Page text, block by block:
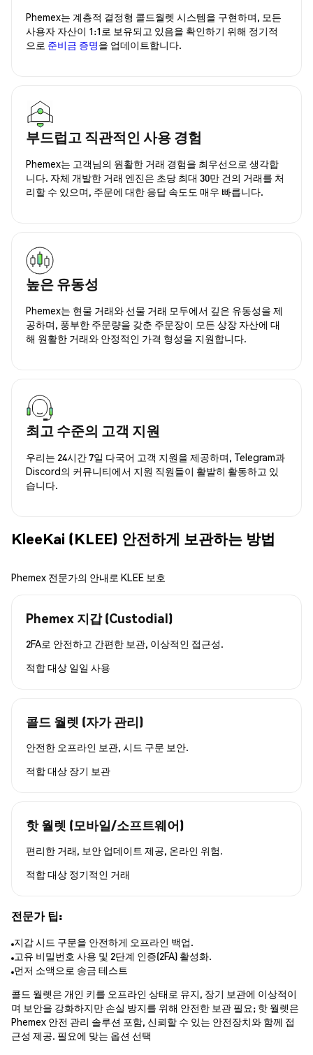
Phemex는 계층적 결정형 콜드월렛 시스템을 구현하며, 모든
사용자 자산이 1:1로 보유되고 있음을 확인하기 위해 정기적
으로 준비금 증명을 업데이트합니다.
부드럽고 직관적인 사용 경험
Phemex는 고객님의 원활한 거래 경험을 최우선으로 생각합
니다. 자체 개발한 거래 엔진은 초당 최대 30만 건의 거래를 처
리할 수 있으며, 주문에 대한 응답 속도도 매우 빠릅니다.
높은 유동성
Phemex는 현물 거래와 선물 거래 모두에서 깊은 유동성을 제
공하며, 풍부한 주문량을 갖춘 주문장이 모든 상장 자산에 대
해 원활한 거래와 안정적인 가격 형성을 지원합니다.
최고 수준의 고객 지원
우리는 24시간 7일 다국어 고객 지원을 제공하며, Telegram과
Discord의 커뮤니티에서 지원 직원들이 활발히 활동하고 있
습니다.
KleeKai (KLEE) 안전하게 보관하는 방법
Phemex 전문가의 안내로 KLEE 보호
Phemex 지갑 (Custodial)
2FA로 안전하고 간편한 보관, 이상적인 접근성.
적합 대상 일일 사용
콜드 월렛 (자가 관리)
안전한 오프라인 보관, 시드 구문 보안.
적합 대상 장기 보관
핫 월렛 (모바일/소프트웨어)
편리한 거래, 보안 업데이트 제공, 온라인 위험.
적합 대상 정기적인 거래
전문가 팁:
지갑 시드 구문을 안전하게 오프라인 백업.
고유 비밀번호 사용 및 2단계 인증(2FA) 활성화.
먼저 소액으로 송금 테스트
콜드 월렛은 개인 키를 오프라인 상태로 유지, 장기 보관에 이상적이
며 보안을 강화하지만 손실 방지를 위해 안전한 보관 필요; 핫 월렛은
Phemex 안전 관리 솔루션 포함, 신뢰할 수 있는 안전장치와 함께 접
근성 제공. 필요에 맞는 옵션 선택